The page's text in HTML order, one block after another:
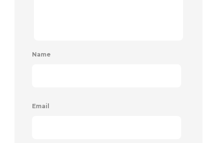
Name
Email